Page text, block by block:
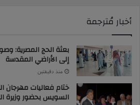
أخبار مُترجمة
إلى الأراضي المقدسة
منذ دقيقتين
ختام فعاليات
السويس بحضور وزيرة